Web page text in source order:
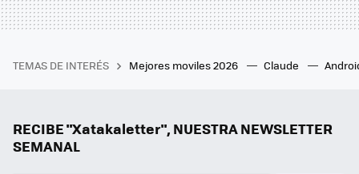
TEMAS DE INTERÉS Mejores moviles 2026 Claude
RECIBE "Xatakaletter", NUESTRA NEWSLETTER
SEMANAL